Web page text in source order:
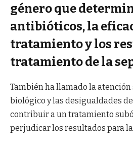
género que
antibióticos, la
tratamiento y los
tratamiento de la
También ha llamado la atención
biológico y las desigualdades
contribuir a un tratamiento
perjudicar los resultados para